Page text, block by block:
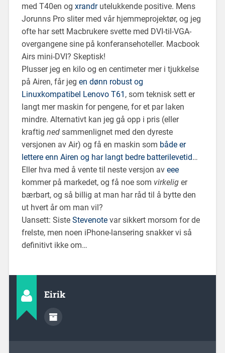
med T40en og xrandrutelukkende positive. Mens
Jorunns Pro sliter med vår hjemmeprojektør, og jeg
ofte har sett Macbrukere svette med DVI-til-VGA-
overgangene sine på konferansehoteller. Macbook
Airs mini-DVI? Skeptisk!
Plusser jeg en kilo og en centimeter mer i tjukkelse
på Airen, får jeg en dønn robust og
Linuxkompatibel Lenovo T61 , som teknisk sett er
langt mer maskin for pengene, for et par laken
mindre. Alternativt kan jeg gå opp i pris (eller
kraftig nedsammenlignet med den dyreste
versjonen av Air) og få en maskin som både er
lettere enn Airen og har langt bedre batterilevetid…
Eller hva med å vente til neste versjon av eee
kommer på markedet, og få noe som virkeliger
bærbart, og så billig at man har råd til å bytte den
ut hvert år om man vil?
Uansett: Siste Stevenotevar sikkert morsom for de
frelste, men noen iPhone-lansering snakker vi så
definitivt ikke om…
Eirik